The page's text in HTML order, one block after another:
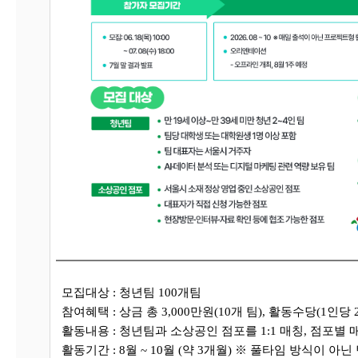
모집대상 : 청년팀 100개팀
참여혜택 : 상금 총 3,000만원(10개 팀), 활동수당(1인당
활동내용 : 청년팀과 소상공인 점포를 1:1 매칭, 점포별
활동기간 : 8월 ~ 10월 (약 3개월) ※ 풀타임 방식이 아닌